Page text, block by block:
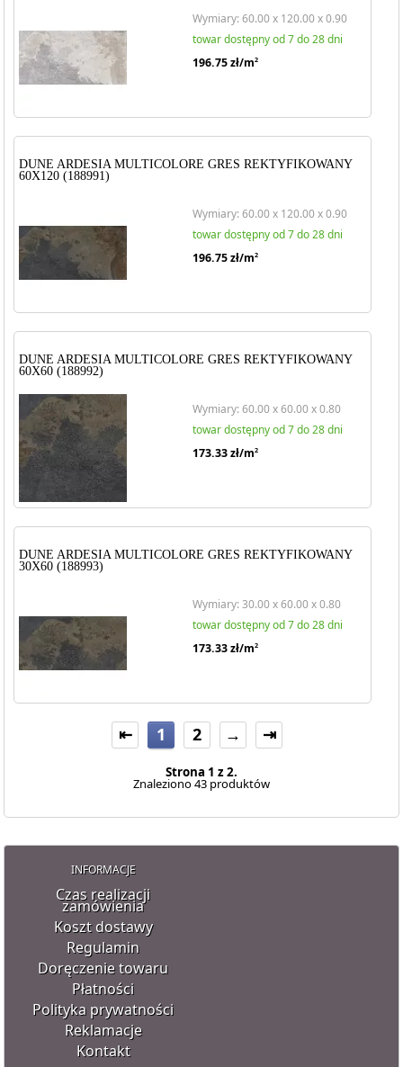
Wymiary: 60.00 x 120.00 x 0.90
towar dostępny od 7 do 28 dni
196.75zł/m2
DUNE ARDESIA MULTICOLORE GRES REKTYFIKOWANY
60X120 (188991)
Wymiary: 60.00 x 120.00 x 0.90
towar dostępny od 7 do 28 dni
196.75zł/m2
DUNE ARDESIA MULTICOLORE GRES REKTYFIKOWANY
60X60 (188992)
Wymiary: 60.00 x 60.00 x 0.80
towar dostępny od 7 do 28 dni
173.33zł/m2
DUNE ARDESIA MULTICOLORE GRES REKTYFIKOWANY
30X60 (188993)
Wymiary: 30.00 x 60.00 x 0.80
towar dostępny od 7 do 28 dni
173.33zł/m2
⇤ 1 2 → ⇥
Strona 1 z 2.
Znaleziono 43 produktów
INFORMACJE
Czas realizacji
zamówienia
Koszt dostawy
Regulamin
Doręczenie towaru
Płatności
Polityka prywatności
Reklamacje
Kontakt